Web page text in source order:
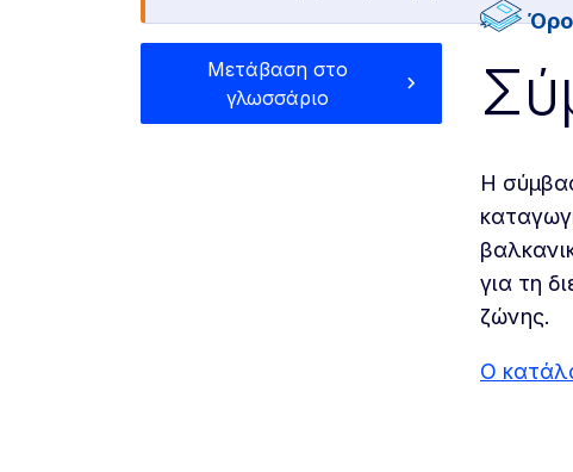
Μετάβαση στο
γλωσσάριο
Η
για τη
ζώνης.
Ο